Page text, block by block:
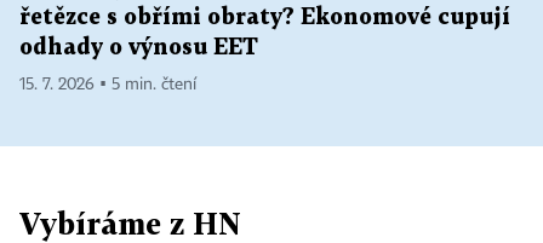
řetězce s obřími obraty? Ekonomové cupují
odhady o výnosu EET
15. 7. 2026 ▪ 5 min. čtení
Vybíráme z HN